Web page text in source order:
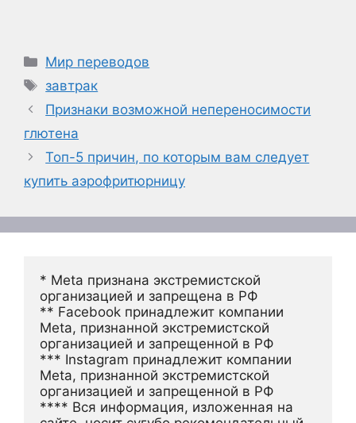
Рубрики
Мир переводов
Метки
завтрак
Признаки возможной непереносимости
глютена
Топ-5 причин, по которым вам следует
купить аэрофритюрницу
* Meta признана экстремистской
организацией и запрещена в РФ
** Facebook принадлежит компании
Meta, признанной экстремистской
организацией и запрещенной в РФ
*** Instagram принадлежит компании
Meta, признанной экстремистской
организацией и запрещенной в РФ
**** Вся информация, изложенная на